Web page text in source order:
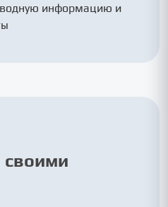
информацию и
своими